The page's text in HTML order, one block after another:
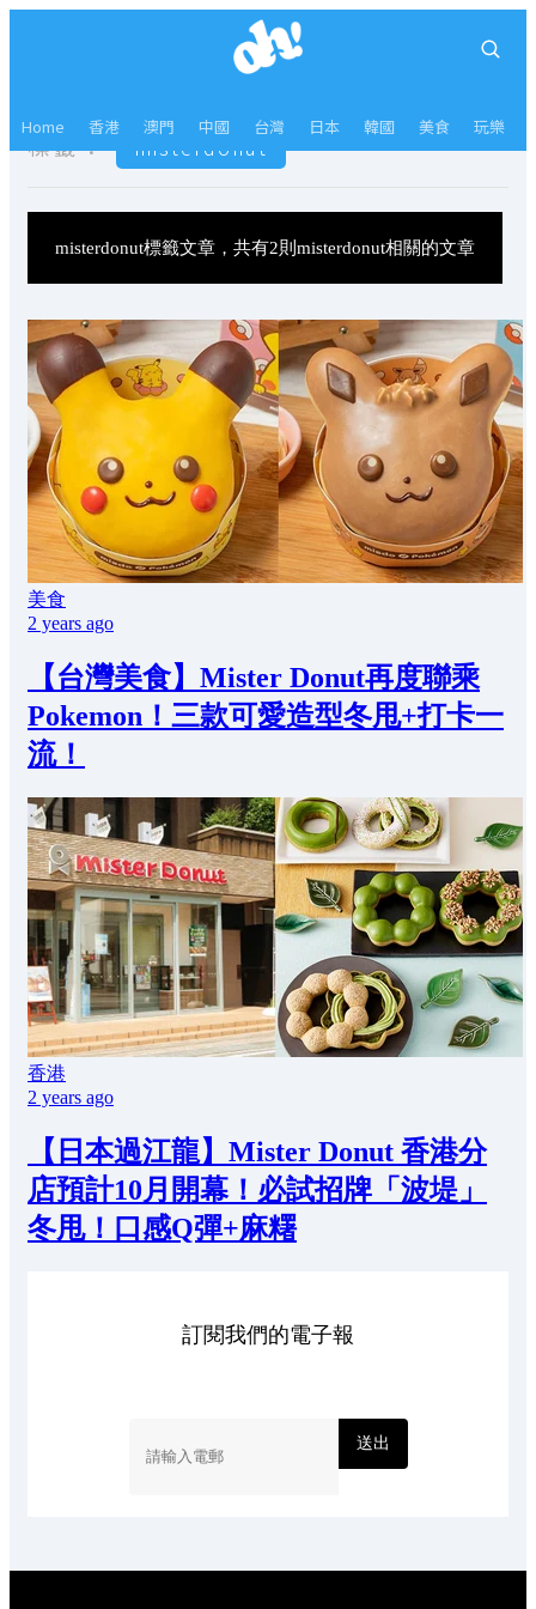
Home 香港 澳門 中國 台灣 日本 韓國 美食 玩樂
標籤： misterdonut
misterdonut標籤文章，共有2則misterdonut相關的文章
美食
2 years ago
【台灣美食】Mister Donut再度聯乘
Pokemon！三款可愛造型冬甩+打卡一
流！
香港
2 years ago
【日本過江龍】Mister Donut 香港分
店預計10月開幕！必試招牌「波堤」
冬甩！口感Q彈+麻糬
訂閱我們的電子報
送出